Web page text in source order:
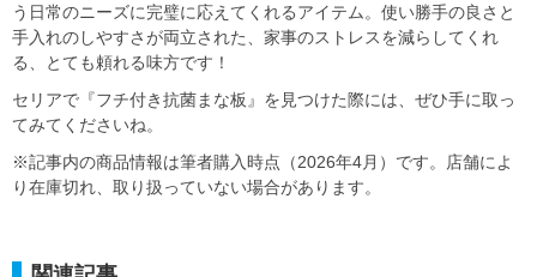
う日常のニーズに完璧に応えてくれるアイテム。使い勝手の良さと
手入れのしやすさが両立された、家事のストレスを減らしてくれ
る、とても頼れる味方です！
セリアで『フチ付き抗菌まな板』を見つけた際には、ぜひ手に取っ
てみてくださいね。
※記事内の商品情報は筆者購入時点（2026年4月）です。店舗によ
り在庫切れ、取り扱っていない場合があります。